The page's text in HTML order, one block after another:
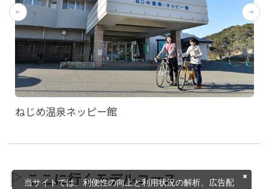
ねじめ温泉ネッピー館
ここに行くモデルコース
当サイトでは、利便性の向上と利用状況の解析、広告配